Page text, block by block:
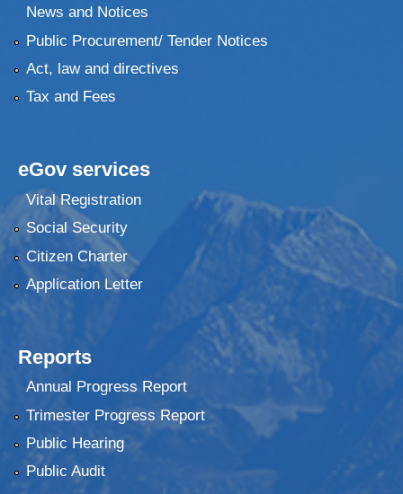
News and Notices
Public Procurement/ Tender Notices
Act, law and directives
Tax and Fees
eGov services
Vital Registration
Social Security
Citizen Charter
Application Letter
Reports
Annual Progress Report
Trimester Progress Report
Public Hearing
Public Audit